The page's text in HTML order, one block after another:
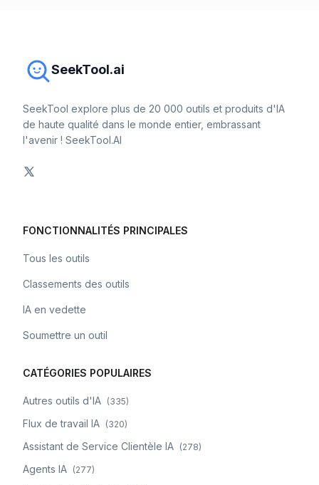
SeekTool.ai
SeekTool explore plus de 20 000 outils et produits d'IA
de haute qualité dans le monde entier, embrassant
l'avenir ! SeekTool.AI
FONCTIONNALITÉS PRINCIPALES
Tous les outils
Classements des outils
IA en vedette
Soumettre un outil
CATÉGORIES POPULAIRES
Autres outils d'IA (335)
Flux de travail IA (320)
Assistant de Service Clientèle IA (278)
Agents IA (277)